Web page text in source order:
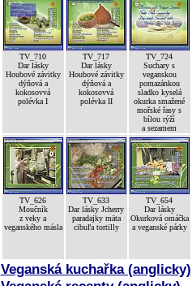
TV_710
Dar lásky
Houbové závitky
dýňová a
kokosovvá
polévka I
TV_717
Dar lásky
Houbové závitky
dýňová a
kokosovvá
polévka II
TV_724
Suchary s
veganskou
pomazánkou
sladko kyselá
okurka smažené
mořské řasy s
bílou rýží
a sezamem
TV_626
Moučník
z veky a
veganského másla
TV_633
Dar lásky Jcherry
paradajky mäta
cibuľa tortilly
TV_654
Dar lásky
Okurková omáčka
a veganské párky
Veganská kuchařka (anglicky)